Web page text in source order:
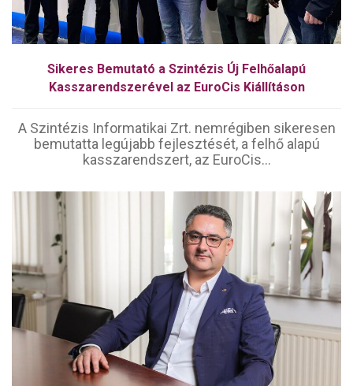
Sikeres Bemutató a Szintézis Új Felhőalapú
Kasszarendszerével az EuroCis Kiállításon
A Szintézis Informatikai Zrt. nemrégiben sikeresen
bemutatta legújabb fejlesztését, a felhő alapú
kasszarendszert, az EuroCis...